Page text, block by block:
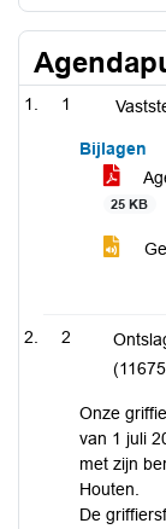
1
Bijlagen
25 KB
2
Onze
van 1 juli
met zijn
Houten.
De